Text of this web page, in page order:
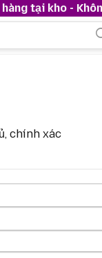
tại kho -
chính xác